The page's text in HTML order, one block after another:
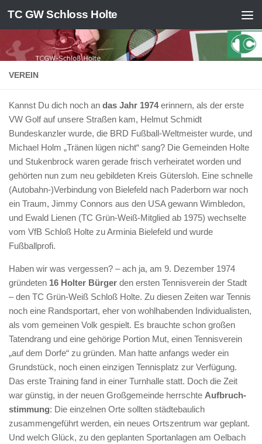
Zum Inhalt springen
TC GW Schloss Holte
VEREIN
Kannst Du dich noch an das Jahr 1974erinnern, als der erste
VW Golf auf unsere Straßen kam, Helmut Schmidt
Bundeskanzler wurde, die BRD Fußball-Weltmeister wurde, und
Michael Holm „Tränen lügen nicht“ sang? Die Gemeinden Holte
und Stukenbrock waren gerade frisch verheiratet worden und
gehörten nun zum neu gebildeten Kreis Güters­loh. Eine schnelle
(Autobahn-)Ver­bindung von Bielefeld nach Paderborn war noch
ein Traum, Jimmy Connors aus den USA gewann Wimbledon,
und Ewald Lienen (TC Grün-Weiß-Mitglied ab 1975) wechselte
vom VfB Schloß Holte zu Arminia Bielefeld und wurde
Fußballprofi.
Haben wir was vergessen? – ach ja, am 9. Dezember 1974
gründeten 16 Holter Bür­ger den ersten Tennis­verein der Stadt
– den TC Grün-Weiß Schloß Holte. Zu diesen Zeiten war Tennis
noch eine Randsportart, eher von wohl­habenden Individu­alisten,
als vom gemeinen Volk gespielt. Es brauchte schon großen
Taten­drang und eine gehörige Portion Mut, einen Tennisverein
„auf dem Dorfe“ zu grün­den. Man hatte anfangs weder ein
Grundstück, noch einen einzigen Tennisplatz zur Verfügung.
Das erste Training fand in einer Turnhalle statt. Doch die Zeit
war günstig, in der neuen Großgemeinde herrschte Auf­bruch­
stimmung: Die einzelnen Orte sollten städtebaulich
zusammengeführt werden, ein neues Orts­zentrum war geplant.
Und welch Glück, zu den geplanten Sportan­lagen am Oelbach